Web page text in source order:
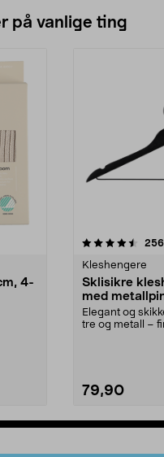
på vanlige ting
4-
256
Kleshengere
Sklisikre
med
Elegant og
tre og metall –
79,90
4.5av